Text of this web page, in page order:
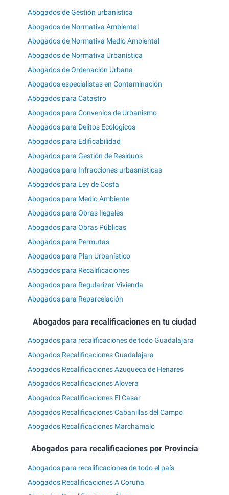
Abogados de Gestión urbanística
Abogados de Normativa Ambiental
Abogados de Normativa Medio Ambiental
Abogados de Normativa Urbanística
Abogados de Ordenación Urbana
Abogados especialistas en Contaminación
Abogados para Catastro
Abogados para Convenios de Urbanismo
Abogados para Delitos Ecológicos
Abogados para Edificabilidad
Abogados para Gestión de Residuos
Abogados para Infracciones urbasnísticas
Abogados para Ley de Costa
Abogados para Medio Ambiente
Abogados para Obras Ilegales
Abogados para Obras Públicas
Abogados para Permutas
Abogados para Plan Urbanístico
Abogados para Recalificaciones
Abogados para Regularizar Vivienda
Abogados para Reparcelación
Abogados para recalificaciones en tu ciudad
Abogados para recalificaciones de todo Guadalajara
Abogados Recalificaciones Guadalajara
Abogados Recalificaciones Azuqueca de Henares
Abogados Recalificaciones Alovera
Abogados Recalificaciones El Casar
Abogados Recalificaciones Cabanillas del Campo
Abogados Recalificaciones Marchamalo
Abogados para recalificaciones por Provincia
Abogados para recalificaciones de todo el país
Abogados Recalificaciones A Coruña